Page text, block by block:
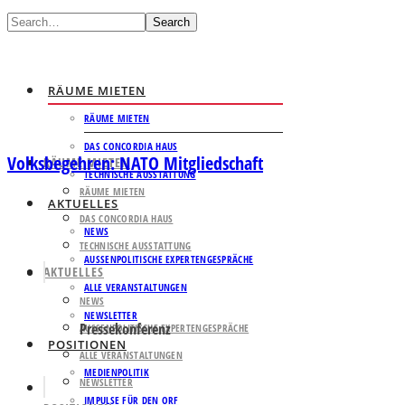
Search
RÄUME MIETEN
RÄUME MIETEN
DAS CONCORDIA HAUS
TECHNISCHE AUSSTATTUNG
AKTUELLES
NEWS
AUSSENPOLITISCHE EXPERTENGESPRÄCHE
ALLE VERANSTALTUNGEN
NEWSLETTER
POSITIONEN
MEDIENPOLITIK
IMPULSE FÜR DEN ORF
RÄUME MIETEN
RÄUME MIETEN
DAS CONCORDIA HAUS
TECHNISCHE AUSSTATTUNG
AKTUELLES
NEWS
AUSSENPOLITISCHE EXPERTENGESPRÄCHE
ALLE VERANSTALTUNGEN
NEWSLETTER
Volksbegehren: NATO Mitgliedschaft
Pressekonferenz